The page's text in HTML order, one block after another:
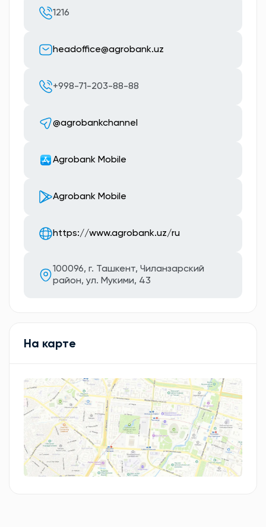
1216
headoffice@agrobank.uz
+998-71-203-88-88
@agrobankchannel
Agrobank Mobile
Agrobank Mobile
https://www.agrobank.uz/ru
100096, г. Ташкент, Чиланзарский
район, ул. Мукими, 43
На карте